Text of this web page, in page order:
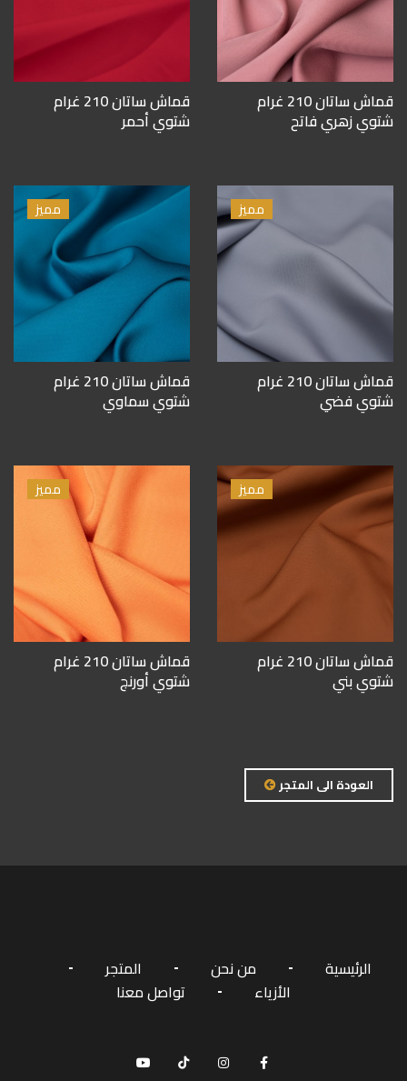
قماش ساتان 210 غرام
شتوي زهري فاتح
قماش ساتان 210 غرام
شتوي أحمر
مميز
قماش ساتان 210 غرام
شتوي فضي
مميز
قماش ساتان 210 غرام
شتوي سماوي
مميز
قماش ساتان 210 غرام
شتوي بني
مميز
قماش ساتان 210 غرام
شتوي أورنج
العودة الى المتجر
الرئيسية من نحن
المتجر
الأزياء
تواصل معنا